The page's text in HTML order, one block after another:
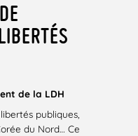
de la LDH
publiques,
du Nord… Ce